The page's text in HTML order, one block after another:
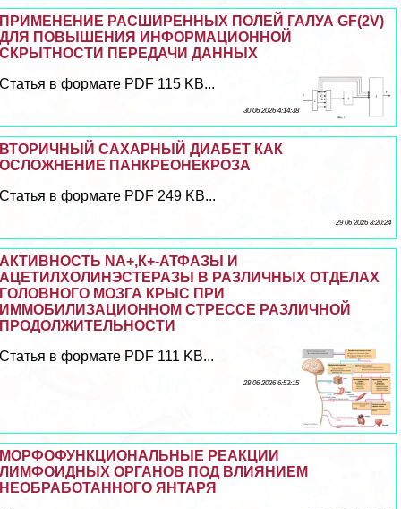
ПРИМЕНЕНИЕ РАСШИРЕННЫХ ПОЛЕЙ ГАЛУА GF(2V)
ДЛЯ ПОВЫШЕНИЯ ИНФОРМАЦИОННОЙ
СКРЫТНОСТИ ПЕРЕДАЧИ ДАННЫХ
Статья в формате PDF 115 KB...
30 06 2026 4:14:38
ВТОРИЧНЫЙ САХАРНЫЙ ДИАБЕТ КАК
ОСЛОЖНЕНИЕ ПАНКРЕОНЕКРОЗА
Статья в формате PDF 249 KB...
29 06 2026 8:20:24
АКТИВНОСТЬ NА+,К+-АТФАЗЫ И
АЦЕТИЛХОЛИНЭСТЕРАЗЫ В РАЗЛИЧНЫХ ОТДЕЛАХ
ГОЛОВНОГО МОЗГА КРЫС ПРИ
ИММОБИЛИЗАЦИОННОМ СТРЕССЕ РАЗЛИЧНОЙ
ПРОДОЛЖИТЕЛЬНОСТИ
Статья в формате PDF 111 KB...
28 06 2026 6:53:15
МОРФОФУНКЦИОНАЛЬНЫЕ РЕАКЦИИ
ЛИМФОИДНЫХ ОРГАНОВ ПОД ВЛИЯНИЕМ
НЕОБРАБОТАННОГО ЯНТАРЯ